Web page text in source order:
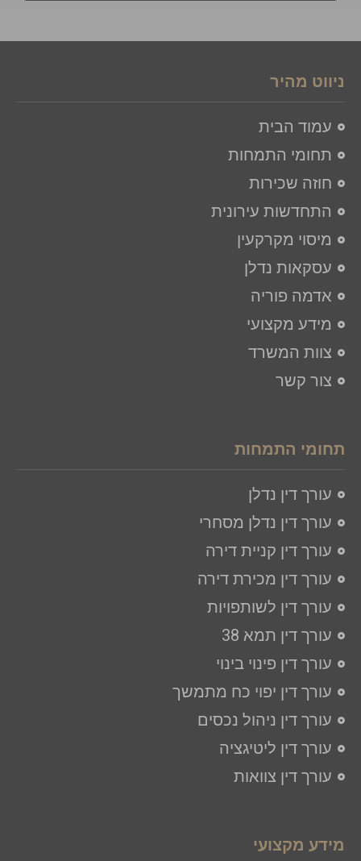
ניווט מהיר
עמוד הבית
תחומי התמחות
חוזה שכירות
התחדשות עירונית
מיסוי מקרקעין
עסקאות נדלן
אדמה פוריה
מידע מקצועי
צוות המשרד
צור קשר
תחומי התמחות
עורך דין נדלן
עורך דין נדלן מסחרי
עורך דין קניית דירה
עורך דין מכירת דירה
עורך דין לשותפויות
עורך דין תמא 38
עורך דין פינוי בינוי
עורך דין יפוי כח מתמשך
עורך דין ניהול נכסים
עורך דין ליטיגציה​
עורך דין צוואות
מידע מקצועי